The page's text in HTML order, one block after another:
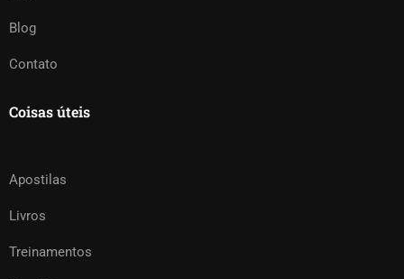
Blog
Contato
Coisas úteis
Apostilas
Livros
Treinamentos